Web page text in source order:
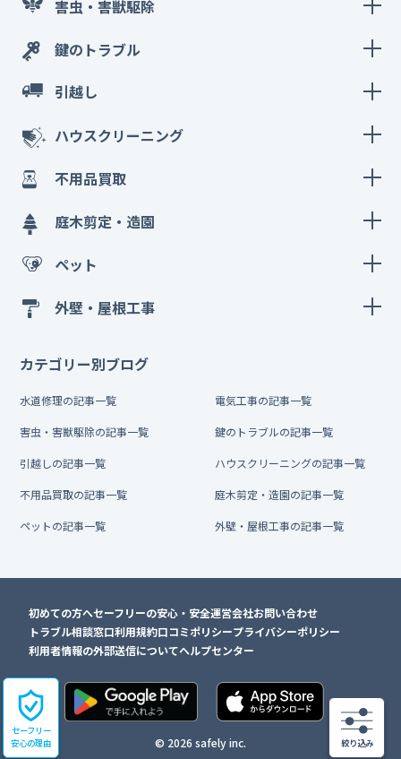
絞り込み
セーフリー
安心の理由
害虫・害獣駆除
鍵のトラブル
引越し
ハウスクリーニング
不用品買取
庭木剪定・造園
ペット
外壁・屋根工事
カテゴリー別ブログ
水道修理の記事一覧 電気工事の記事一覧
害虫・害獣駆除の記事一覧 鍵のトラブルの記事一覧
引越しの記事一覧 ハウスクリーニングの記事一覧
不用品買取の記事一覧 庭木剪定・造園の記事一覧
ペットの記事一覧 外壁・屋根工事の記事一覧
初めての方へセーフリーの安心・安全運営会社お問い合わせ
トラブル相談窓口利用規約口コミポリシープライバシーポリシー
利用者情報の外部送信についてヘルプセンター
© 2026 safely inc.